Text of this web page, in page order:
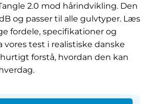
2.0 mod hårindvikling. Den
og passer til alle gulvtyper. Læs
fordele, specifikationer og
test i realistiske danske
forstå, hvordan den kan